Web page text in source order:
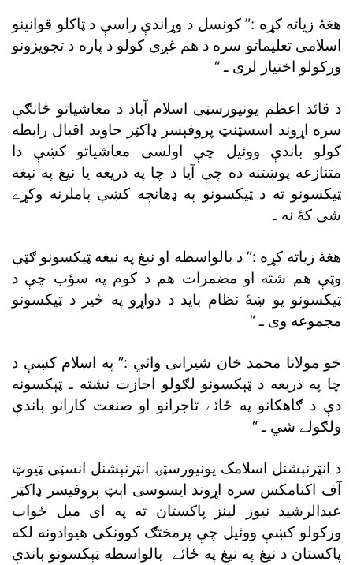
هغۀ زياته کړه :” کونسل د وړاندې راسې د ټاکلو قوانينو
اسلامى تعليماتو سره د هم غږى کولو د پاره د تجويزونو
ورکولو اختيار لرى ـ “
د قائد اعظم يونيورسټى اسلام آباد د معاشياتو څانګې
سره اړوند اسسټنټ پروفېسر ډاکټر جاويد اقبال رابطه
کولو باندې ووئيل چې اولسى معاشياتو کښې دا
متنازعه پوښتنه ده چې آيا د چا په ذريعه يا نيغ په نيغه
ټيکسونو ته د ټيکسونو په ډهانچه کښې پاملرنه وکړے
شى کۀ نه ـ
هغۀ زياته کړه :” د بالواسطه او نيغ په نيغه ټيکسونو ګټې
وټې هم شته او مضمرات هم د کوم په سؤب چې د
ټيکسونو يو ښۀ نظام بايد د دواړو په څير د ټيکسونو
مجموعه وى ـ “
خو مولانا محمد خان شيرانى وائي :” په اسلام کښې د
چا په ذريعه د ټېکسونو لګولو اجازت نشته ـ ټېکسونه
دې د ګاهکانو په ځائے تاجرانو او صنعت کارانو باندې
ولګولے شي ـ “
د انټرنېشنل اسلامک يونيورسټۍ انټرنېشنل انسټى ټيوټ
آف اکنامکس سره اړوند ايسوسى اېټ پروفيسر ډاکټر
عبدالرشيد نيوز لينز پاکستان ته په اى ميل ځواب
ورکولو کښې ووئيل چې پرمختګ کوونکى هيوادونه لکه
پاکستان د نيغ په نيغ په ځائے بالواسطه ټېکسونو باندې